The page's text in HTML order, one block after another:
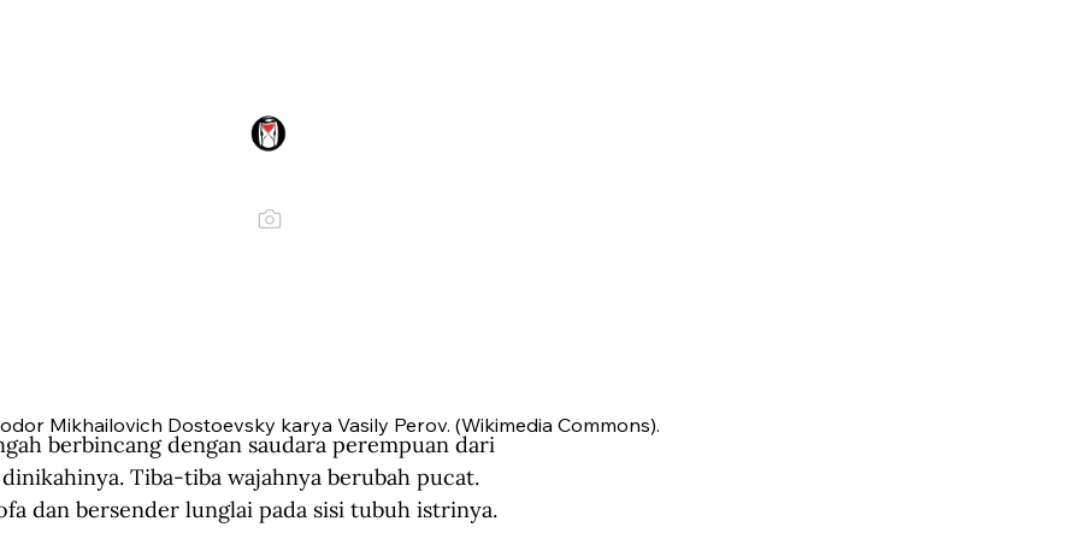
Mikhailovich Dostoevsky karya Vasily Perov. (Wikimedia Commons).
berbincang dengan saudara perempuan dari
Tiba-tiba wajahnya berubah pucat.
dan bersender lunglai pada sisi tubuh istrinya.